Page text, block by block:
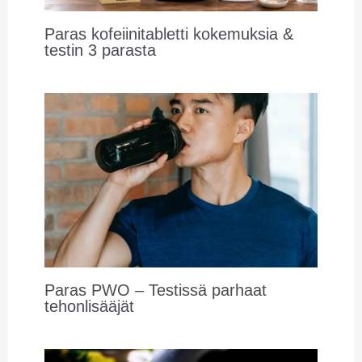
Paras kofeiinitabletti kokemuksia &
testin 3 parasta
Paras PWO – Testissä parhaat
tehonlisääjät